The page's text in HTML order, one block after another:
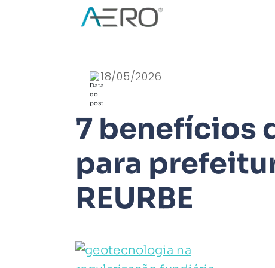
18/05/2026
7 benefícios
para
REURBE